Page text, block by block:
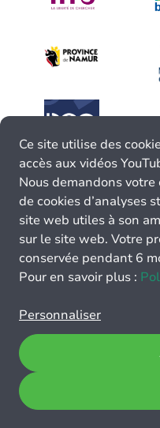
Ce site utilise des
accès aux vidéos
Nous demandons
de cookies d’analyses
site web utiles à son
sur le site web. Votre
conservée pendant 6
Pour en savoir plus :
Personnaliser